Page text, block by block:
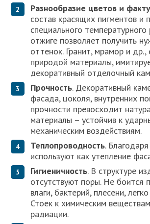
Разнообразие цветов и
состав красящих пигментов и
специального
отжиге позволяет получить
оттенок. Гранит, мрамор и
природой материалы,
декоративный отделочный
Прочность. Декоративный
фасада, цоколя, внутренних
прочности превосходит
материалы – устойчив к
механическим воздействиям.
Теплопроводность.
используют как утепление
Гигиеничность. В структуре
отсутствуют поры. Не боится
влаги, бактерий, плесени,
Стоек к химическим
радиации.